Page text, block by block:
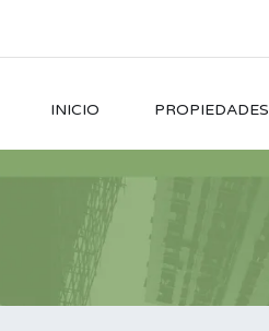
INICIO PROPIEDADES